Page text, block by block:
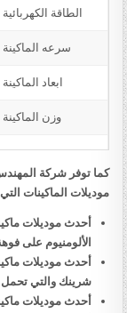
الطاقة الكهربائية
سرعه الماكينة
ابعاد الماكينة
وزن الماكينة
كما توفر شركة
موديلات الماكينات
أحدث موديلات
الألومنيوم على
أحدث موديلات
شرينك والتي
أحدث موديلات